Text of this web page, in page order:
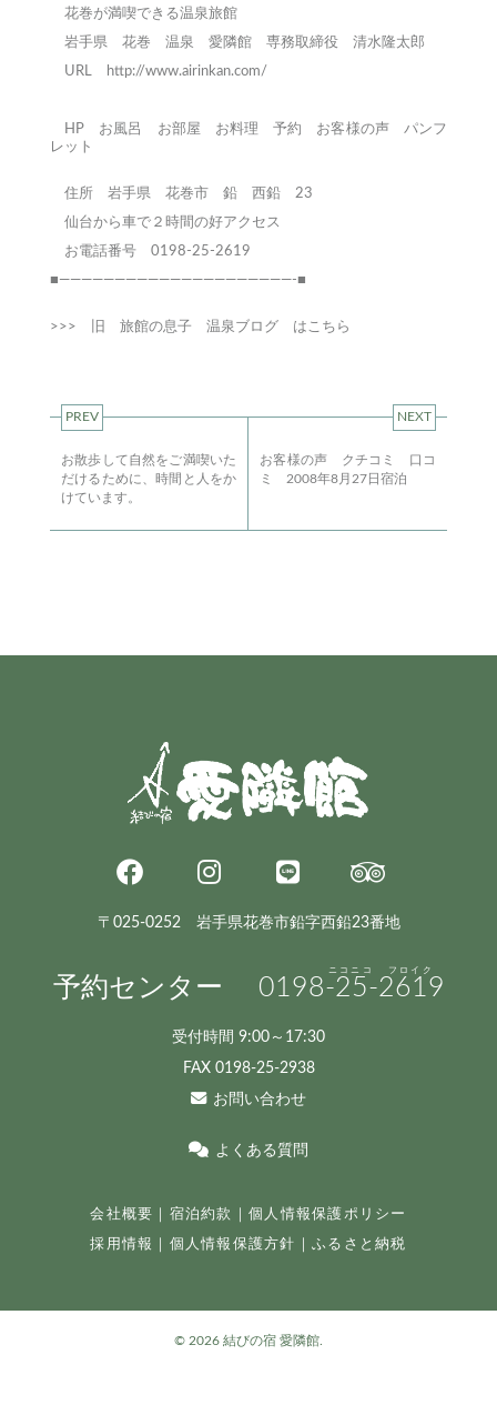
花巻が満喫できる温泉旅館
岩手県 花巻 温泉 愛隣館 専務取締役 清水隆太郎
URL
http://www.airinkan.com/
HP お風呂 お部屋 お料理 予約 お客様の声
パンフ
レット
住所 岩手県 花巻市 鉛 西鉛 23
仙台から車で２時間の好アクセス
お電話番号 0198-25-2619
■—————————————————————-■
>>> 旧 旅館の息子 温泉ブログ はこちら
PREV
お散歩して自然をご満喫いた
だけるために、時間と人をか
けています。
NEXT
お客様の声 クチコミ 口コ
ミ 2008年8月27日宿泊
〒025-0252 岩手県花巻市鉛字西鉛23番地
予約センター 0198-25-2619
受付時間 9:00～17:30
FAX 0198-25-2938
お問い合わせ
よくある質問
会社概要 宿泊約款 ｜個人情報保護ポリシー
採用情報 個人情報保護方針 ｜ふるさと納税
© 2026 結びの宿 愛隣館.